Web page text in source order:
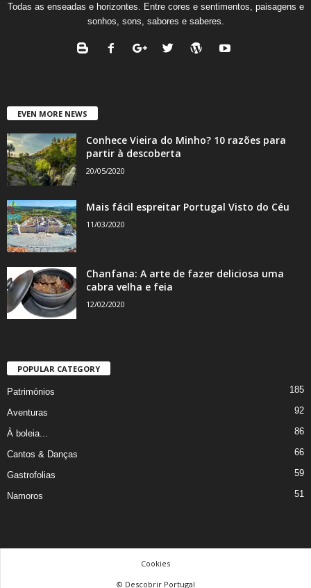
Todas as enseadas e horizontes. Entre cores e sentimentos, paisagens e
sonhos, sons, sabores e saberes.
EVEN MORE NEWS
Conhece Vieira do Minho? 10 razões para
partir à descoberta
20/05/2020
Mais fácil espreitar Portugal Visto do Céu
11/03/2020
Chanfana: A arte de fazer deliciosa uma
cabra velha e feia
12/02/2020
POPULAR CATEGORY
Patrimónios 185
Aventuras 92
À boleia... 86
Cantos & Danças 66
Gastrofolias 59
Namoros 51
Cookies
© Descobrir Portugal